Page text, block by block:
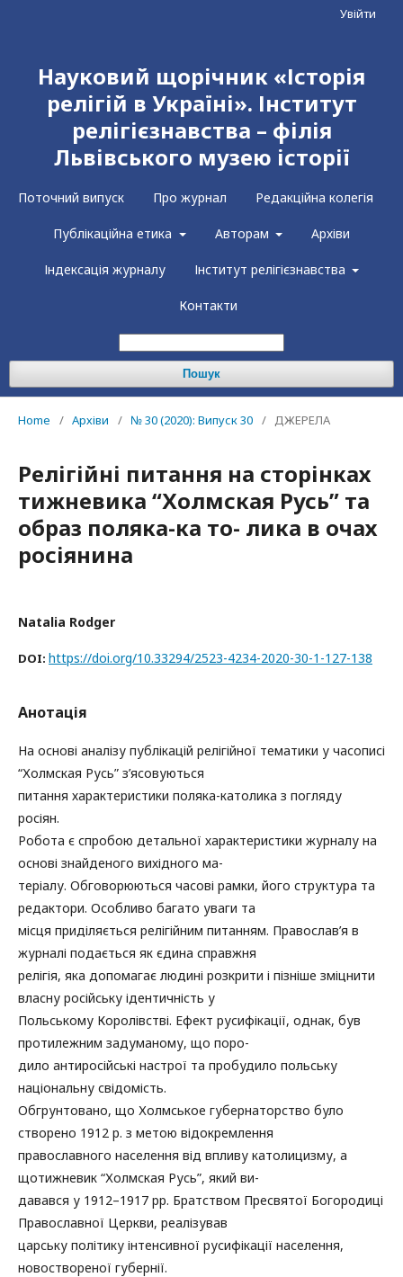
Науковий щорічник «Історія
релігій в Україні». Інститут
релігієзнавства – філія
Львівського музею історії
Поточний випуск Про журнал Редакційна колегія
Публікаційна етика Авторам Архіви
Індексація журналу Інститут релігієзнавства
Контакти
Пошук
Увійти
Home / Архіви / № 30 (2020): Випуск 30 / ДЖЕРЕЛА
Релігійні питання на сторінках
тижневика “Холмская Русь” та
образ поляка-ка то- лика в очах
росіянина
Natalia Rodger
DOI: https://doi.org/10.33294/2523-4234-2020-30-1-127-138
Анотація
На основі аналізу публікацій релігійної тематики у часописі
“Холмская Русь” з’ясовуються
питання характеристики поляка-католика з погляду
росіян.
Робота є спробою детальної характеристики журналу на
основі знайденого вихідного ма-
теріалу. Обговорюються часові рамки, його структура та
редактори. Особливо багато уваги та
місця приділяється релігійним питанням. Православ’я в
журналі подається як єдина справжня
релігія, яка допомагає людині розкрити і пізніше зміцнити
власну російську ідентичність у
Польському Королівстві. Ефект русифікації, однак, був
протилежним задуманому, що поро-
дило антиросійські настрої та пробудило польську
національну свідомість.
Обгрунтовано, що Холмськое губернаторство було
створено 1912 р. з метою відокремлення
православного населення від впливу католицизму, а
щотижневик “Холмская Русь”, який ви-
давався у 1912–1917 рр. Братством Пресвятої Богородиці
Православної Церкви, реалізував
царську політику інтенсивної русифікації населення,
новоствореної губернії.